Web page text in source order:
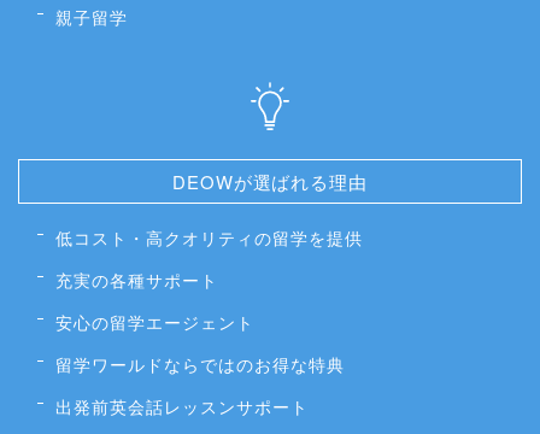
親子留学
DEOWが選ばれる理由
低コスト・高クオリティの留学を提供
充実の各種サポート
安心の留学エージェント
留学ワールドならではのお得な特典
出発前英会話レッスンサポート